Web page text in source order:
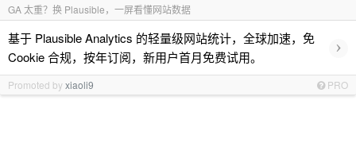
GA 太重？换 Plausible，一屏看懂网站数据
基于 Plausible Analytics 的轻量级网站统计，全球加速，免
Cookie 合规，按年订阅，新用户首月免费试用。
›
Promoted byxiaoli9 PRO